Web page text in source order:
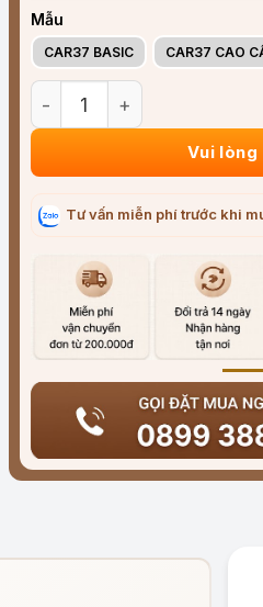
Mẫu
CAR37 BASIC CAR37 CAO
Cảm biến áp suất lốp cao
Vui lòng
Tư vấn miễn phí trước khi